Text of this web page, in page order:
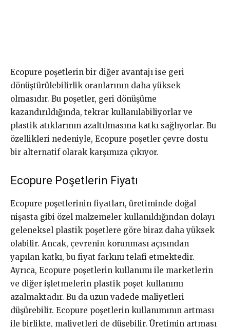
Ecopure poşetlerin bir diğer avantajı ise geri
dönüştürülebilirlik oranlarının daha yüksek
olmasıdır. Bu poşetler, geri dönüşüme
kazandırıldığında, tekrar kullanılabiliyorlar ve
plastik atıklarının azaltılmasına katkı sağlıyorlar. Bu
özellikleri nedeniyle, Ecopure poşetler çevre dostu
bir alternatif olarak karşımıza çıkıyor.
Ecopure Poşetlerin Fiyatı
Ecopure poşetlerinin fiyatları, üretiminde doğal
nişasta gibi özel malzemeler kullanıldığından dolayı
geleneksel plastik poşetlere göre biraz daha yüksek
olabilir. Ancak, çevrenin korunması açısından
yapılan katkı, bu fiyat farkını telafi etmektedir.
Ayrıca, Ecopure poşetlerin kullanımı ile marketlerin
ve diğer işletmelerin plastik poşet kullanımı
azalmaktadır. Bu da uzun vadede maliyetleri
düşürebilir. Ecopure poşetlerin kullanımının artması
ile birlikte, maliyetleri de düşebilir. Üretimin artması